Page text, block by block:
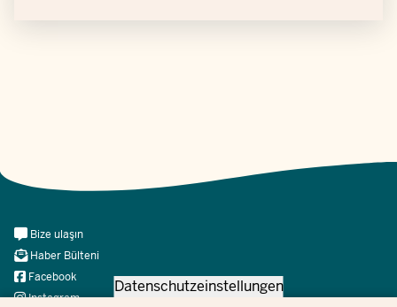
Datenschutzeinstellungen
Meta
Navi
Social
Bize ulaşın
Haber Bülteni
Facebook
Instagram